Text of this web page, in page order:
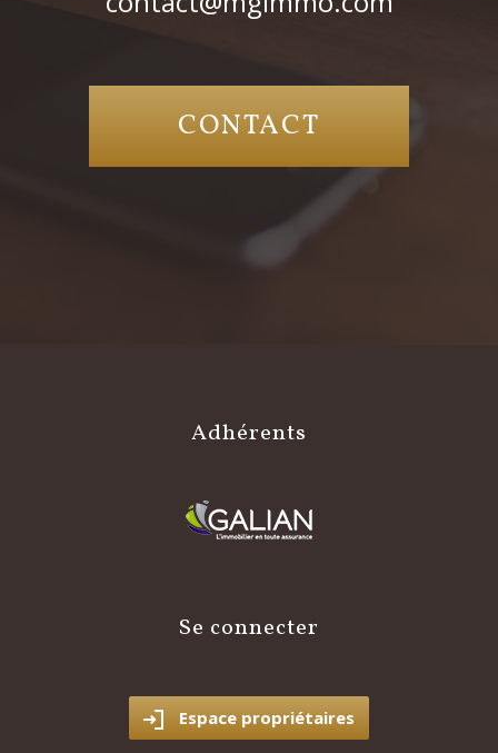
CONTACT
adhérents
se connecter
Espace propriétaires